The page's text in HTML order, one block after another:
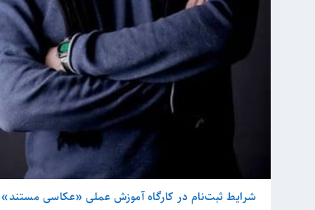
شرایط ثبت‌نام در کارگاه آموزش عملی «عکاسی مستند»